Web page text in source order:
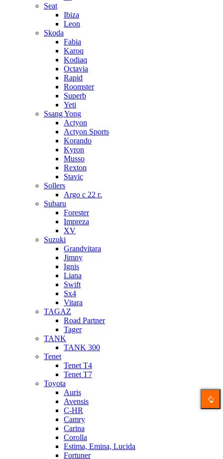
Seat
Ibiza
Leon
Skoda
Fabia
Karoq
Kodiaq
Octavia
Rapid
Roomster
Superb
Yeti
Ssang Yong
Actyon
Actyon Sports
Korando
Kyron
Musso
Rexton
Stavic
Sollers
Argo с 22 г.
Subaru
Forester
Impreza
XV
Suzuki
Grandvitara
Jimny
Ignis
Liana
Swift
Sx4
Vitara
TAGAZ
Road Partner
Tager
TANK
TANK 300
Tenet
Tenet T4
Tenet T7
Toyota
Auris
Avensis
C-HR
Camry
Carina
Corolla
Estima, Emina, Lucida
Fortuner